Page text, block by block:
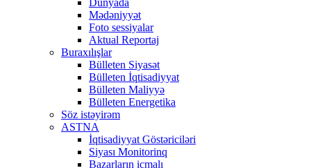
Dünyada
Mədəniyyət
Foto sessiyalar
Aktual Reportaj
Buraxılışlar
Bülleten Siyasət
Bülleten İqtisadiyyat
Bülleten Maliyyə
Bülleten Energetika
Söz istəyirəm
ASTNA
İqtisadiyyat Göstəriciləri
Siyası Monitorinq
Bazarların icmalı